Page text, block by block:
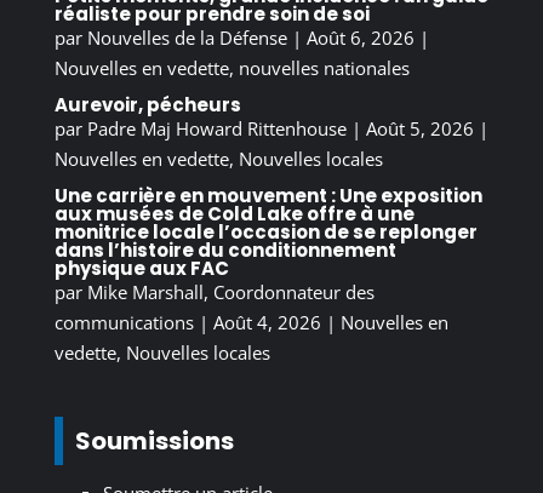
réaliste pour prendre soin de soi
par Nouvelles de la Défense| Août 6, 2026 |
Nouvelles en vedette, nouvelles nationales
Aurevoir, pécheurs
par Padre Maj Howard Rittenhouse| Août 5, 2026 |
Nouvelles en vedette, Nouvelles locales
Une carrière en mouvement : Une exposition
aux musées de Cold Lake offre à une
monitrice locale l’occasion de se replonger
dans l’histoire du conditionnement
physique aux FAC
par Mike Marshall, Coordonnateur des
communications| Août 4, 2026 | Nouvelles en
vedette, Nouvelles locales
Soumissions